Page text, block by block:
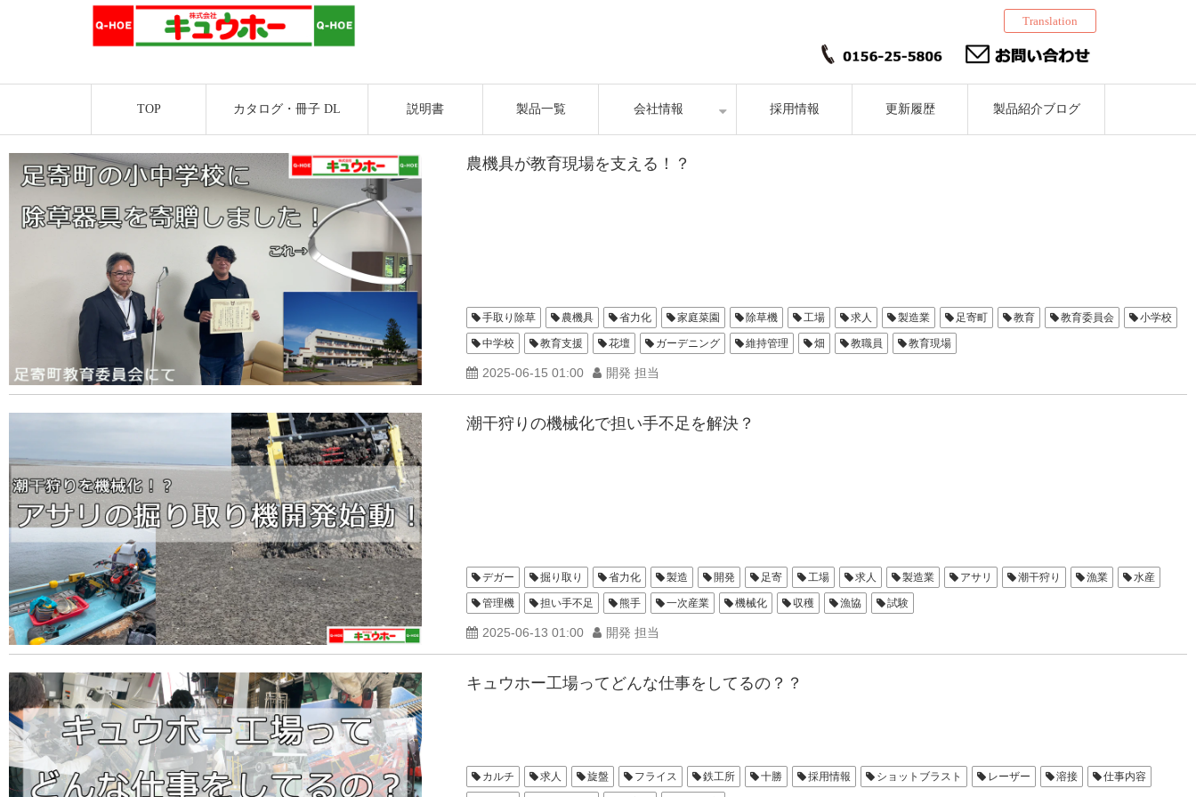
Translation
TOP カタログ・冊子 DL 説明書 製品一覧 会社情報 採用情報 更新履歴 製品紹介ブログ
農機具が教育現場を支える！？
手取り除草 農機具 省力化 家庭菜園 除草機 工場 求人 製造業 足寄町 教育 教育委員会 小学校
中学校 教育支援 花壇 ガーデニング 維持管理 畑 教職員 教育現場
2025-06-15 01:00 開発 担当
潮干狩りの機械化で担い手不足を解決？
デガー 掘り取り 省力化 製造 開発 足寄 工場 求人 製造業 アサリ 潮干狩り 漁業 水産
管理機 担い手不足 熊手 一次産業 機械化 収穫 漁協 試験
2025-06-13 01:00 開発 担当
キュウホー工場ってどんな仕事をしてるの？？
カルチ 求人 旋盤 フライス 鉄工所 十勝 採用情報 ショットブラスト レーザー 溶接 仕事内容